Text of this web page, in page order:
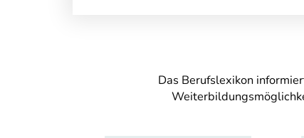
Das Berufslexikon